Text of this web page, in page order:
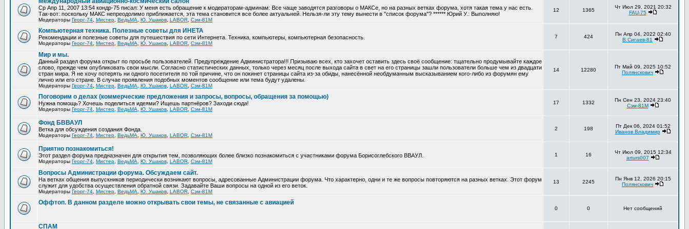
Ср Апр 11, 2007 13:54 кондр-75 писал: У меня есть обращение к модераторам-админам: Все чаще заводятся разговоры о МАКСе, но на разных ветках форума, хотя такая тема у нас есть.
Так-вот: поскольку МАКС непреодолимо приближается, эта тема становится все более актуальней. Нельзя-ли эту тему вынести в "список форума"? ****** Юрий У.: Выполняю!
Модераторы Георг-74 Мистер ВедьМА Ю. Ушаков LABOR Сэм-81М
12 1365
Чт Июл 29, 2021 20:32
FAU-75
Компьютерная техника. Полезные советы для ИНЕТА
Рекомендации и полезные советы для путешествия по сети Интернета. Техника, компьютеры, компьютерная безопасность.
Модераторы Георг-74 Мистер ВедьМА Ю. Ушаков LABOR Сэм-81М
7 424
Пн Апр 04, 2022 02:40
В.Сигаев-81
Мир и мы.
Данный раздел форума открыт по просьбе пользователей. Предупреждение Администратора!!! Призываю всех, кто захочет оставить здесь своё сообщение: тщательно продумывайте каждое
слово, прежде чем опубликовать свои мысли. Согласно статистических данных, только через месяц после выхода сайта в свет на его страницы зашли пользователи больше чем из двадцати
стран мира. Я не хочу потерять ни одного посетителя по той причине, что он покинет страницы сайта из-за обиды, нанесённой необдуманным высказыванием кого-либо из форумян ему
лично или его стране. В случае проявления подобных моментов сообщение или тема будут удалены.
Модераторы Георг-74 Мистер ВедьМА Ю. Ушаков LABOR Сэм-81М
14 12280
Пт Май 09, 2025 10:52
Полянскович
Поговорим о делах (коммерческие предложения и запросы, вопросы, обращения за помощью)
Нужна помощь? Хочешь поделиться идеями? Ищешь партнёров? Заходи сюда!
Модераторы Георг-74 Мистер ВедьМА Ю. Ушаков LABOR Сэм-81М
17 1332
Пн Сен 23, 2024 23:40
Сэм-81М
Фонд БВВАУЛ
Ветка для обсуждения создания Фонда.
Модераторы Георг-74 Мистер ВедьМА Ю. Ушаков LABOR Сэм-81М
2 198
Пт Дек 06, 2024 01:52
Иванов Владимир
Приятно познакомиться!
Этот раздел форума предназначен для открытия тем, позволяющих более близко познакомиться с участниками форума Борисоглебского ВВАУЛ.
Модераторы Георг-74 Мистер ВедьМА Ю. Ушаков LABOR Сэм-81М
1 16
Чт Июл 09, 2015 12:34
arturs007
Вопросы Администрации форума. Обсуждаем сайт.
На ветках общения выпускников периодически возникают вопросы, адресованные Администрации форума. Что характерно, одни и те же вопросы повторяются на разных ветках. Этот форум
служит для удобства осуществления обратной связи. Задавайте Ваши вопросы на одной из его веток.
Модераторы Георг-74 Мистер ВедьМА Ю. Ушаков LABOR Сэм-81М
13 2245
Пн Янв 12, 2026 20:15
Полянскович
Оффтоп. В данном разделе можно открывать свои темы, не связанные с авиацией
0 0 Нет сообщений
СПАМ